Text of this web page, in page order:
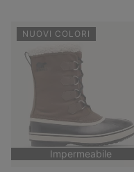
NUOVI COLORI
Impermeabile